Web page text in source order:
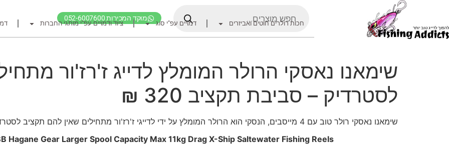
מוקד המכירות 052-6007600
דף הבית
דמויים מומלצים לדיג
אביזרים לרולר
חוטי דיג מומלצים
חכות רולרים חוטים ואביזרים דמויים עפ"י סוג ציוד ודמויים עפ"י מותגי החברות
שימאנו נאסקי הרולר המומלץ לדייג ז'רז'ור
לסטרדיק – סביבת תקציב 320 ₪
שימאנו נאסקי רולר טוב עם 4 מייסבים, הנסקי הוא הרולר המומלץ על ידי לדייגי ז'רז'ור מתחילים שאין להם תקציב לסטרדיק ורוצים להתחיל לז'רז'ר.
Hagane Gear Larger Spool Capacity Max 11kg Drag X-Ship Saltewater Fishing Reels